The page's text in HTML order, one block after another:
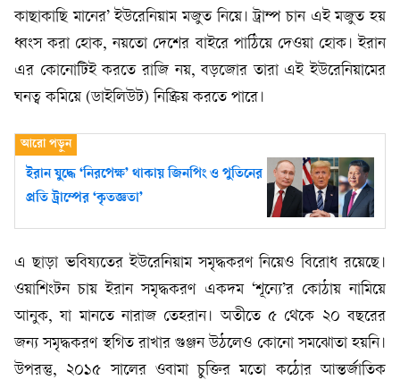
কাছাকাছি মানের’ ইউরেনিয়াম মজুত নিয়ে। ট্রাম্প চান এই মজুত হয়
ধ্বংস করা হোক, নয়তো দেশের বাইরে পাঠিয়ে দেওয়া হোক। ইরান
এর কোনোটিই করতে রাজি নয়, বড়জোর তারা এই ইউরেনিয়ামের
ঘনত্ব কমিয়ে (ডাইলিউট) নিষ্ক্রিয় করতে পারে।
ইরান যুদ্ধে ‘নিরপেক্ষ’ থাকায় জিনপিং ও পুতিনের
প্রতি ট্রাম্পের ‘কৃতজ্ঞতা’
এ ছাড়া ভবিষ্যতের ইউরেনিয়াম সমৃদ্ধকরণ নিয়েও বিরোধ রয়েছে।
ওয়াশিংটন চায় ইরান সমৃদ্ধকরণ একদম ‘শূন্যে’র কোঠায় নামিয়ে
আনুক, যা মানতে নারাজ তেহরান। অতীতে ৫ থেকে ২০ বছরের
জন্য সমৃদ্ধকরণ স্থগিত রাখার গুঞ্জন উঠলেও কোনো সমঝোতা হয়নি।
উপরন্তু, ২০১৫ সালের ওবামা চুক্তির মতো কঠোর আন্তর্জাতিক